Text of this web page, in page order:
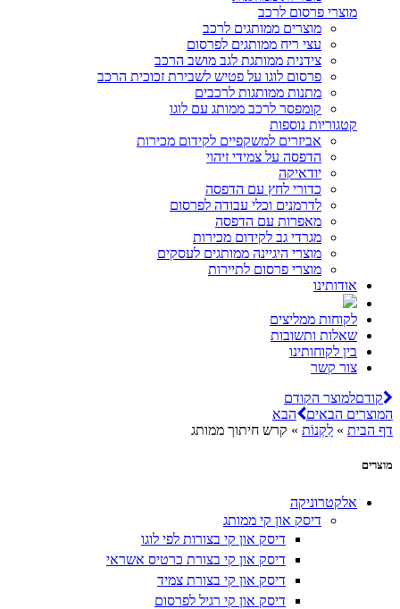
מוצרי פרסום לרכב
מוצרים ממותגים לרכב
עצי ריח ממותגים לפרסום
צידנית ממותגת לגב מושב הרכב
פרסום לוגו על פטיש לשבירת זכוכית הרכב
מתנות ממותגות לרכבים
קומפסר לרכב ממותג עם לוגו
קטגוריות נוספות
אביזרים למשקפיים לקידום מכירות
הדפסה על צמידי זיהוי
יודאיקה
כדורי לחץ עם הדפסה
לדרמנים וכלי עבודה לפרסום
מאפרות עם הדפסה
מגרדי גב לקידום מכירות
מוצרי היגיינה ממותגים לעסקים
מוצרי פרסום לתיירות
אודותינו
לקוחות ממליצים
שאלות ותשובות
בין לקוחותינו
צור קשר
קודםלמוצר הקודם
המוצרים הבאים
הבא
דף הבית » לִקְנוֹת » קרש חיתוך ממותג
מוצרים
אלקטרוניקה
דיסק און קי ממותג
דיסק און קי בצורות לפי לוגו
דיסק און קי בצורת כרטיס אשראי
דיסק און קי בצורת צמיד
דיסק און קי רגיל לפרסום